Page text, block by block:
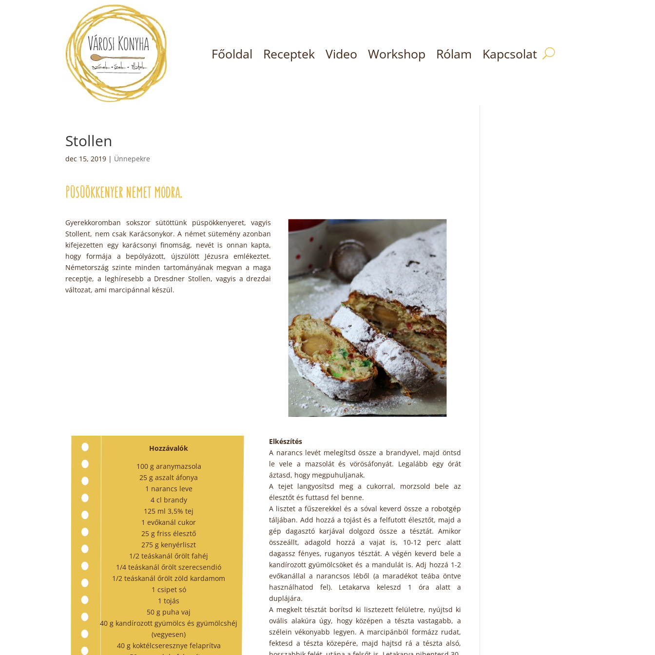
Főoldal Receptek Video Workshop Rólam Kapcsolat
Stollen
dec 15, 2019 | Ünnepekre
Püsüökkenyér német módra.
Gyerekkoromban sokszor sütöttünk püspökkenyeret, vagyis
Stollent, nem csak Karácsonykor. A német sütemény azonban
kifejezetten egy karácsonyi finomság, nevét is onnan kapta,
hogy formája a bepólyázott, újszülött Jézusra emlékeztet.
Németország szinte minden tartományának megvan a maga
receptje, a leghíresebb a Dresdner Stollen, vagyis a drezdai
változat, ami marcipánnal készül.
Hozzávalók
100 g aranymazsola
25 g aszalt áfonya
1 narancs leve
4 cl brandy
125 ml 3,5% tej
1 evőkanál cukor
25 g friss élesztő
275 g kenyérliszt
1/2 teáskanál őrölt fahéj
1/4 teáskanál őrölt szerecsendió
1/2 teáskanál őrölt zöld kardamom
1 csipet só
1 tojás
50 g puha vaj
40 g kandírozott gyümölcs és gyümölcshéj
(vegyesen)
40 g koktélcseresznye felaprítva
Elkészítés
A narancs levét melegítsd össze a brandyvel, majd öntsd
le vele a mazsolát és vörösáfonyát. Legalább egy órát
áztasd, hogy megpuhuljanak.
A tejet langyosítsd meg a cukorral, morzsold bele az
élesztőt és futtasd fel benne.
A lisztet a fűszerekkel és a sóval keverd össze a robotgép
táljában. Add hozzá a tojást és a felfutott élesztőt, majd a
gép dagasztó karjával dolgozd össze a tésztát. Amikor
összeállt, adagold hozzá a vajat is, 10-12 perc alatt
dagassz fényes, ruganyos tésztát. A végén keverd bele a
kandírozott gyümölcsöket és a mandulát is. Adj hozzá 1-2
evőkanállal a narancsos léből (a maradékot teába öntve
használhatod fel). Letakarva keleszd 1 óra alatt a
duplájára.
A megkelt tésztát borítsd ki lisztezett felületre, nyújtsd ki
ovális alakúra úgy, hogy középen a tészta vastagabb, a
szélein vékonyabb legyen. A marcipánból formázz rudat,
fektesd a tészta közepére, majd hajtsd rá a tészta alsó,